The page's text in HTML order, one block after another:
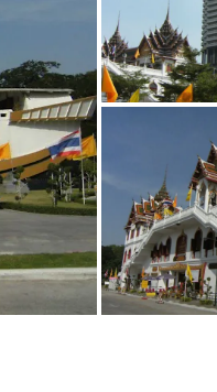
Bild melden